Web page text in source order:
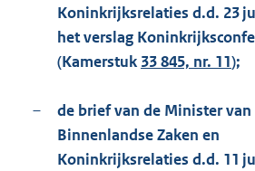
Koninkrijksrelaties d.d. 23
het verslag
(Kamerstuk 33 845, nr. 11);
–
de brief van de Minister van
Binnenlandse Zaken en
Koninkrijksrelaties d.d. 11